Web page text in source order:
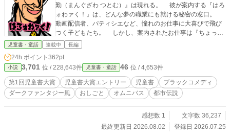
勤（まんぐざわ つとむ）』は現れる。 彼が案内する『はろ
ォわァく！』は、どんな夢の職業にも就ける秘密の窓口。
動画配信者、パティシエなど、憧れのお仕事に大喜びで飛び
つく子どもたち。 しかし、案内されたお仕事は『ちょっぴ
りブラックでビターな職場』で……！ はたして子どもたち
児童書・童話 連載中 長編
24h.ポイント 362pt
小説 3,701 位 / 228,643件 児童書・童話 46 位 / 4,653件
第1回児童書大賞 児童書大賞エントリー 児童書
ブラックコメディ
ダークファンタジー風
おしごと オムニバス 都市伝説
感想数 1
文字数 36,237
最終更新日 2026.08.02
登録日 2026.07.25